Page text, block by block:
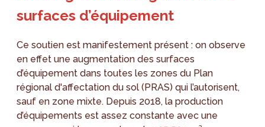
surfaces d’équipement
Ce soutien est manifestement présent : on observe
en effet une augmentation des surfaces
d’équipement dans toutes les zones du Plan
régional d'affectation du sol (PRAS) qui l’autorisent,
sauf en zone mixte. Depuis 2018, la production
d’équipements est assez constante avec une